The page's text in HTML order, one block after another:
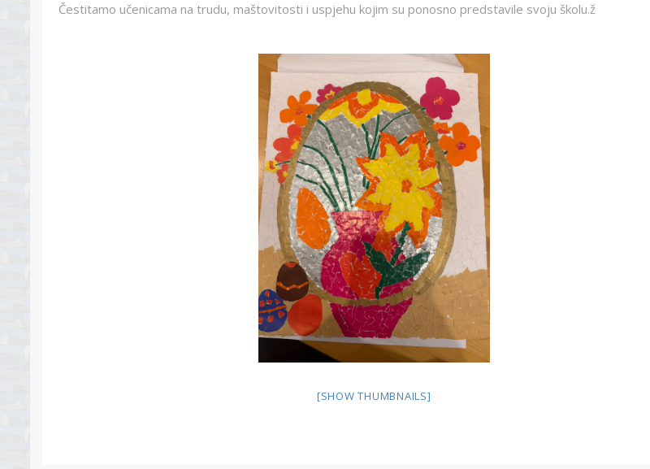
Čestitamo učenicama na trudu, maštovitosti i uspjehu kojim su ponosno predstavile svoju školu.ž
[SHOW THUMBNAILS]